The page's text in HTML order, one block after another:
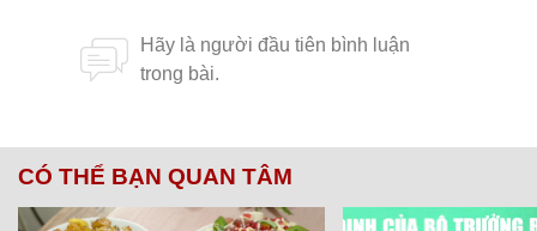
CÓ THỂ BẠN QUAN TÂM